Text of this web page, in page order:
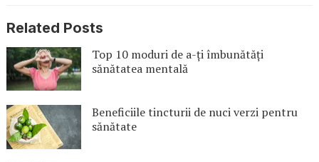
Related Posts
Top 10 moduri de a-ți îmbunătăți
sănătatea mentală
Beneficiile tincturii de nuci verzi pentru
sănătate